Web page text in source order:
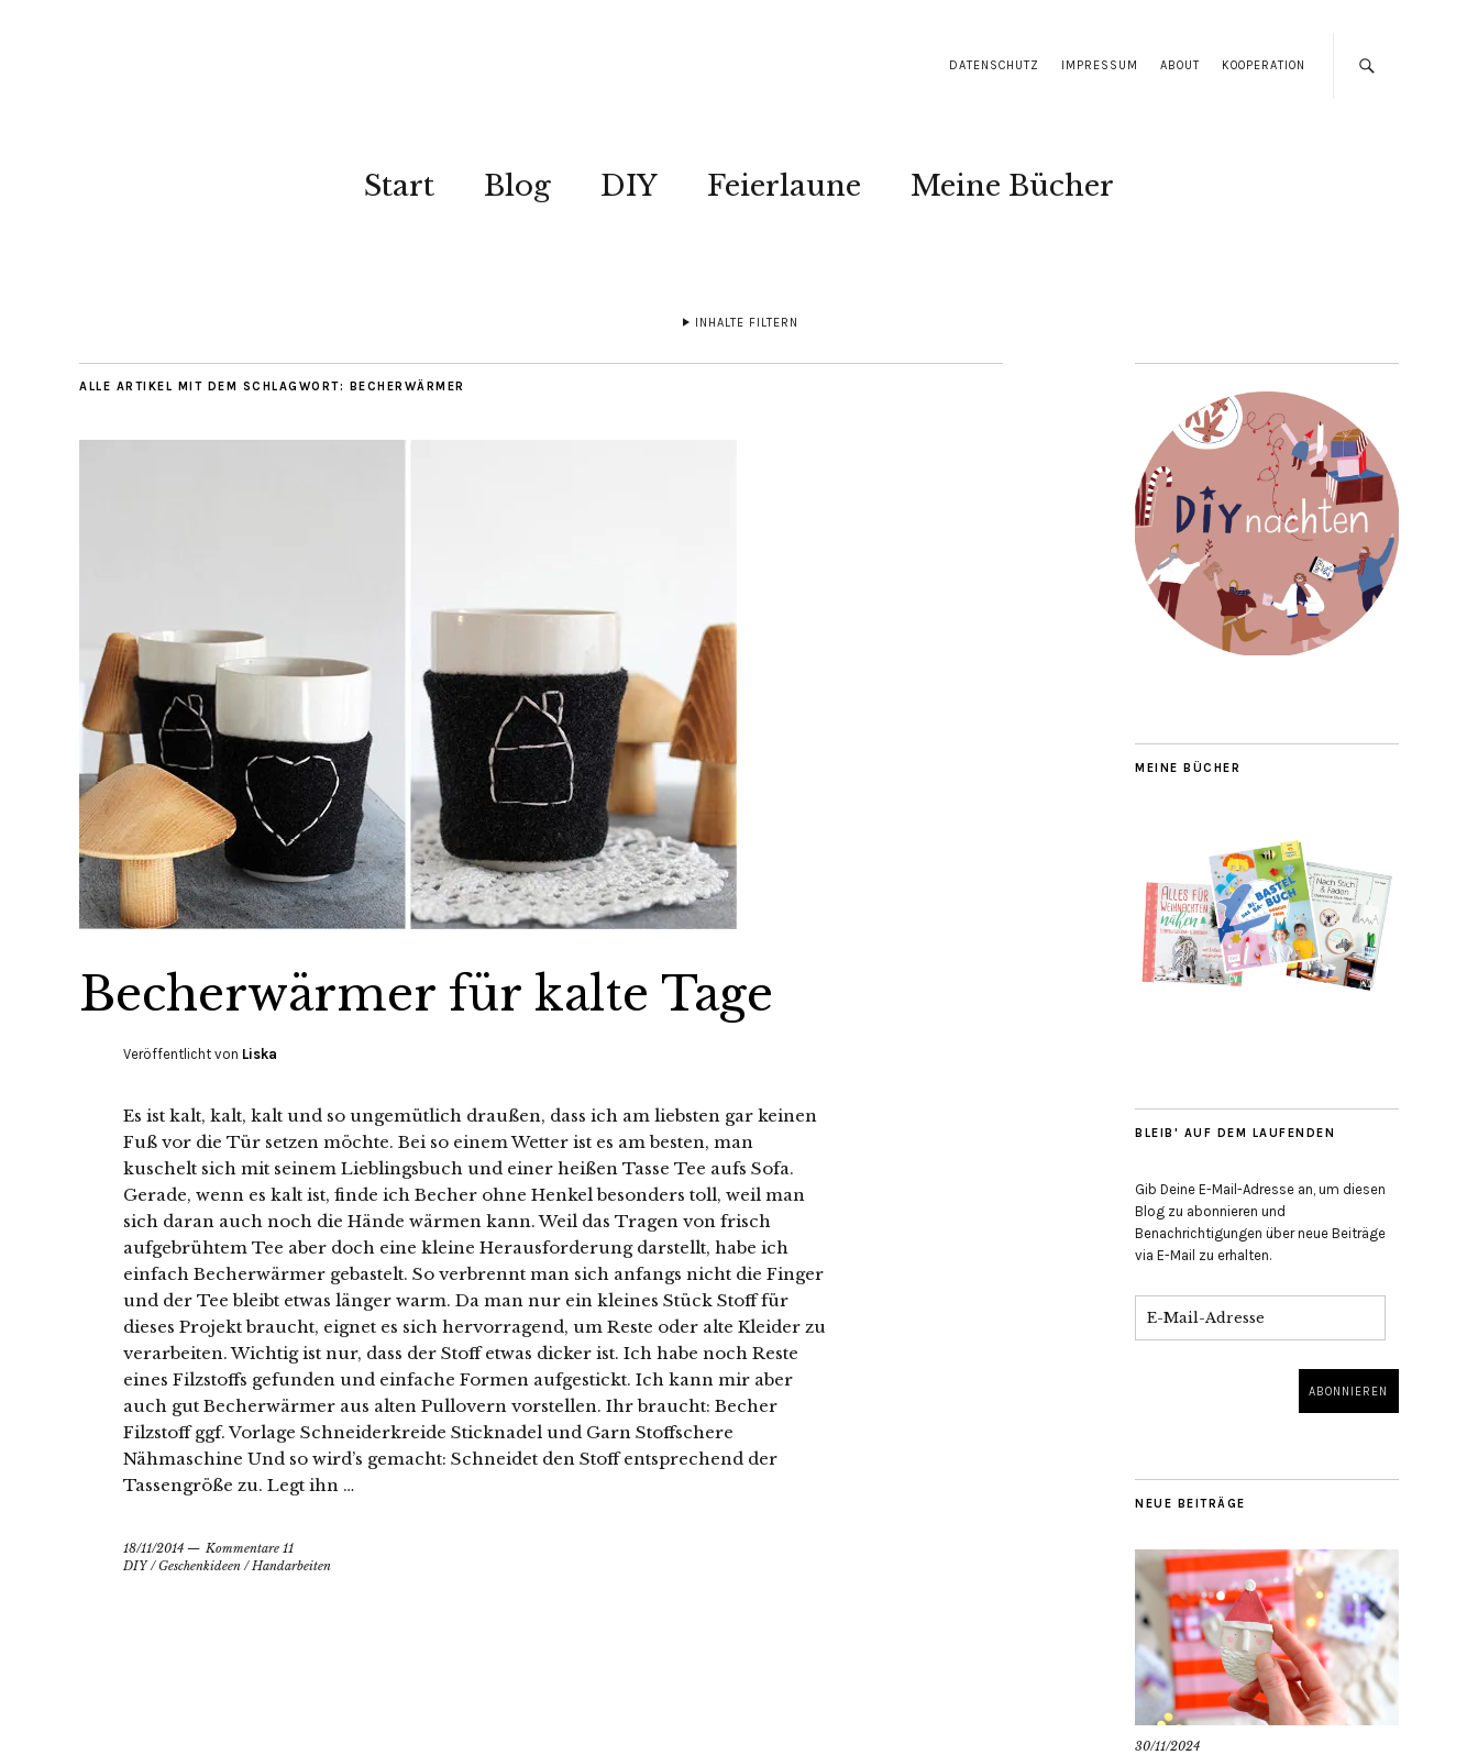
DATENSCHUTZ IMPRESSUM ABOUT KOOPERATION
Start Blog DIY Feierlaune Meine Bücher
INHALTE FILTERN
ALLE ARTIKEL MIT DEM SCHLAGWORT: BECHERWÄRMER
Becherwärmer für kalte Tage
Veröffentlicht von Liska
Es ist kalt, kalt, kalt und so ungemütlich draußen, dass ich am liebsten gar keinen
Fuß vor die Tür setzen möchte. Bei so einem Wetter ist es am besten, man
kuschelt sich mit seinem Lieblingsbuch und einer heißen Tasse Tee aufs Sofa.
Gerade, wenn es kalt ist, finde ich Becher ohne Henkel besonders toll, weil man
sich daran auch noch die Hände wärmen kann. Weil das Tragen von frisch
aufgebrühtem Tee aber doch eine kleine Herausforderung darstellt, habe ich
einfach Becherwärmer gebastelt. So verbrennt man sich anfangs nicht die Finger
und der Tee bleibt etwas länger warm. Da man nur ein kleines Stück Stoff für
dieses Projekt braucht, eignet es sich hervorragend, um Reste oder alte Kleider zu
verarbeiten. Wichtig ist nur, dass der Stoff etwas dicker ist. Ich habe noch Reste
eines Filzstoffs gefunden und einfache Formen aufgestickt. Ich kann mir aber
auch gut Becherwärmer aus alten Pullovern vorstellen. Ihr braucht: Becher
Filzstoff ggf. Vorlage Schneiderkreide Sticknadel und Garn Stoffschere
Nähmaschine Und so wird’s gemacht: Schneidet den Stoff entsprechend der
Tassengröße zu. Legt ihn …
18/11/2014
Kommentare 11
DIY/Geschenkideen /Handarbeiten
MEINE BÜCHER
BLEIB' AUF DEM LAUFENDEN
Gib Deine E-Mail-Adresse an, um diesen
Blog zu abonnieren und
Benachrichtigungen über neue Beiträge
via E-Mail zu erhalten.
NEUE BEITRÄGE
30/11/2024